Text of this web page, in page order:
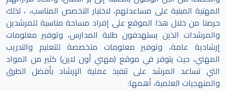
المهنية المبنية على مساعدتهم، لاختيار التخصص المناسب، ، لذلك
حرصنا من خلال هذا الموقع على إفراد مساحة مناسبة للمرشدين
والمرشدات الذين يستهدفون طلبة المدارس، وتوفير معلومات
إرشادية عامة، وتوفير معلومات متخصصة للتعليم والتدريب
المهني، حيث يتوفر في موقع (مهني أون لاين) كثير من المواد
التي تساعد المرشد على تنفيذ عملية الإرشاد بأفضل الطرق
والمنهجيات العلمية، أهمها: